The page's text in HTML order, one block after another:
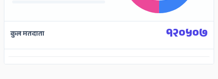
कुल मतदाता १२०५०७